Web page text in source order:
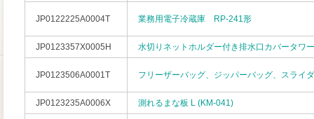
JP0122225A0004T 業務用電子冷蔵庫 RP-241形
JP0123357X0005H 水切りネットホルダー付き排水口カバータ
JP0123506A0001T フリーザーバッグ、ジッパーバッグ、スライ
JP0123235A0006X 測れるまな板 L (KM-041)